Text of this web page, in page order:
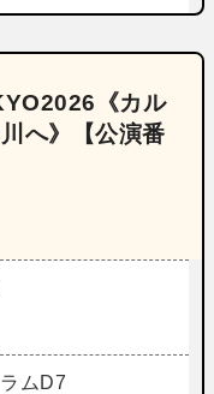
《カル
へ》【公演番
ムD7